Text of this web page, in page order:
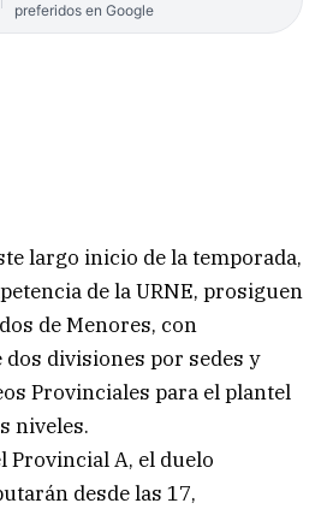
preferidos en Google
largo inicio de la temporada,
de la URNE, prosiguen
de Menores, con
divisiones por sedes y
Provinciales para el plantel
niveles.
Provincial A, el duelo
desde las 17,